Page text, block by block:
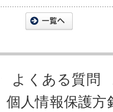
よくある質問
個人情報保護方